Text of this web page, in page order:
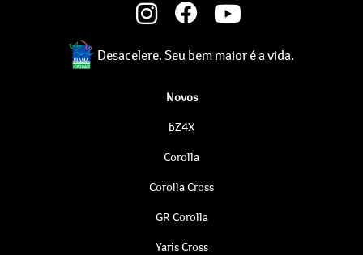
Desacelere. Seu bem maior é a vida.
Novos
bZ4X
Corolla
Corolla Cross
GR Corolla
Yaris Cross